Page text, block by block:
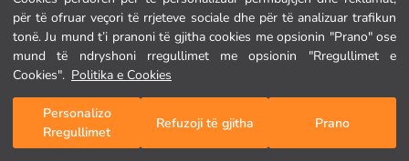
për të ofruar veçori të rrjeteve sociale dhe për të analizuar trafikun
tonë. Ju mund t’i pranoni të gjitha cookies me opsionin "Prano" ose
mund të ndryshoni rregullimet me opsionin "Rregullimet e
Cookies". Politika e Cookies
Personalizo
Rregullimet
Refuzoji të gjitha Prano
Kategoritë
Shporta Ime